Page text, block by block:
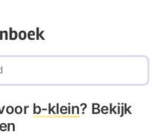
b-klein? Bekijk